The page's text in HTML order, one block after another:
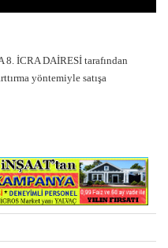
8. İCRA DAİRESİ tarafından
yöntemiyle satışa